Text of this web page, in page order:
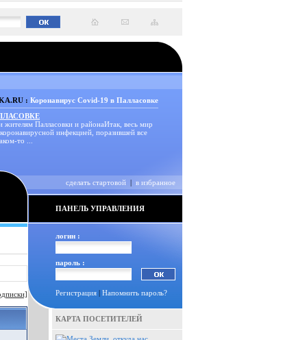
: Коронавирус Covid-19 в Палласовке
Палласовки и районаИтак, весь мир
инфекцией, поразившей все
то ...
сделать стартовой | в избранное
ПАНЕЛЬ УПРАВЛЕНИЯ
логин :
пароль :
Регистрация | Напомнить пароль?
КАРТА ПОСЕТИТЕЛЕЙ